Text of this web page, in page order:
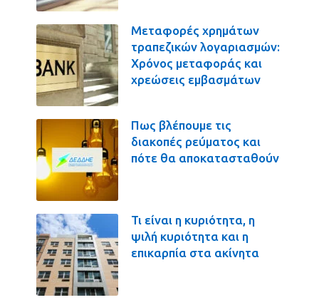
Μεταφορές χρημάτων
τραπεζικών λογαριασμών:
Χρόνος μεταφοράς και
χρεώσεις εμβασμάτων
Πως βλέπουμε τις
διακοπές ρεύματος και
πότε θα αποκατασταθούν
Τι είναι η κυριότητα, η
ψιλή κυριότητα και η
επικαρπία στα ακίνητα